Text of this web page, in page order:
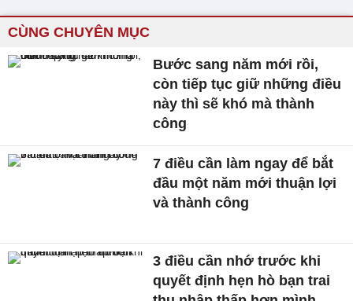
CÙNG CHUYÊN MỤC
Bước sang năm mới rồi,
còn tiếp tục giữ những điều
này thì sẽ khó mà thành
công
7 điều cần làm ngay để bắt
đầu một năm mới thuận lợi
và thành công
3 điều cần nhớ trước khi
quyết định hẹn hò bạn trai